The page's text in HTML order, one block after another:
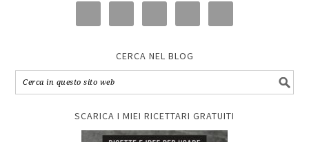
CERCA NEL BLOG
SCARICA I MIEI RICETTARI GRATUITI